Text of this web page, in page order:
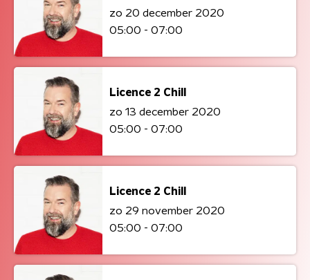
zo 20 december 2020
05:00 - 07:00
Licence 2 Chill
zo 13 december 2020
05:00 - 07:00
Licence 2 Chill
zo 29 november 2020
05:00 - 07:00